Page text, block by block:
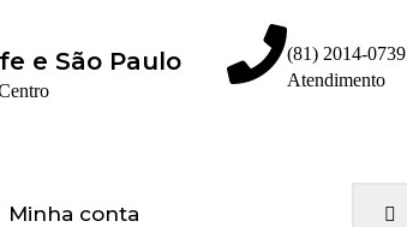
e São Paulo
(81) 2014-0739
Atendimento
Minha conta